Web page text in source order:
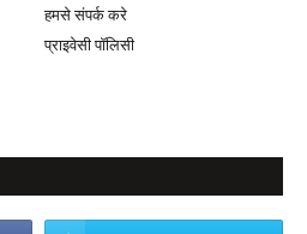
हमसे संपर्क करे
प्राइवेसी पॉलिसी